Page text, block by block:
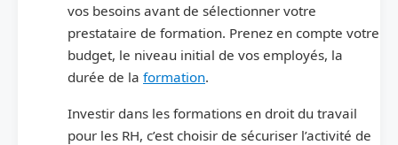
vos besoins avant de sélectionner votre
prestataire de formation. Prenez en compte votre
budget, le niveau initial de vos employés, la
durée de la formation.
Investir dans les formations en droit du travail
pour les RH, c’est choisir de sécuriser l’activité de